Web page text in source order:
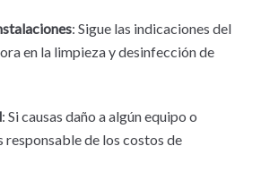
: Sigue las indicaciones del
en la limpieza y desinfección de
: Si causas daño a algún equipo o
responsable de los costos de